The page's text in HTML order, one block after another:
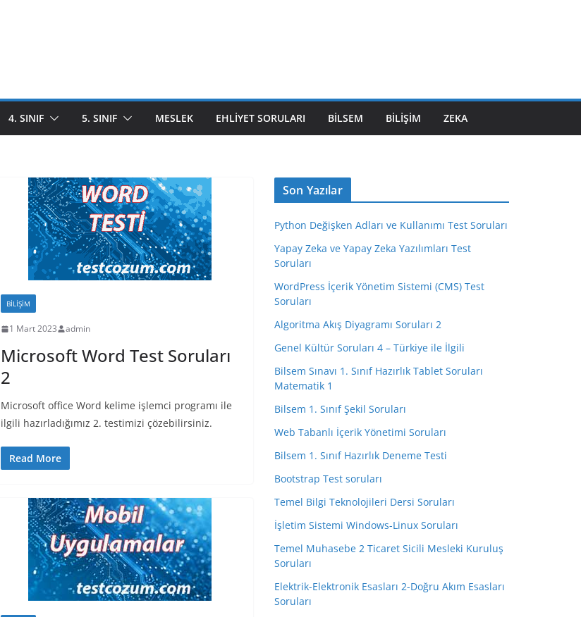
4. SINIF 5. SINIF MESLEK EHLIYET SORULARI BILSEM BILIŞIM ZEKA
BILIŞIM
1 Mart 2023 admin
Microsoft Word Test Soruları
2
Microsoft office Word kelime işlemci programı ile
ilgili hazırladığımız 2. testimizi çözebilirsiniz.
Read More
Son Yazılar
Python Değişken Adları ve Kullanımı Test Soruları
Yapay Zeka ve Yapay Zeka Yazılımları Test
Soruları
WordPress İçerik Yönetim Sistemi (CMS) Test
Soruları
Algoritma Akış Diyagramı Soruları 2
Genel Kültür Soruları 4 – Türkiye ile İlgili
Bilsem Sınavı 1. Sınıf Hazırlık Tablet Soruları
Matematik 1
Bilsem 1. Sınıf Şekil Soruları
Web Tabanlı İçerik Yönetimi Soruları
Bilsem 1. Sınıf Hazırlık Deneme Testi
Bootstrap Test soruları
Temel Bilgi Teknolojileri Dersi Soruları
İşletim Sistemi Windows-Linux Soruları
Temel Muhasebe 2 Ticaret Sicili Mesleki Kuruluş
Soruları
Elektrik-Elektronik Esasları 2-Doğru Akım Esasları
Soruları